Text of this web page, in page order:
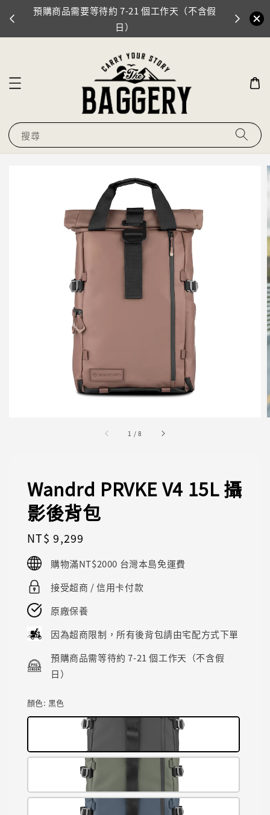
預購商品需要等待約 7-21 個工作天（不含假
日）
門市地
搜尋
1 /8
Wandrd PRVKE V4 15L 攝
影後背包
Regular
price
NT$ 9,299
購物滿NT$2000 台灣本島免運費
接受超商 / 信用卡付款
原廠保養
因為超商限制，所有後背包請由宅配方式下單
預購商品需等待約 7-21 個工作天（不含假
日）
顏色: 黑色